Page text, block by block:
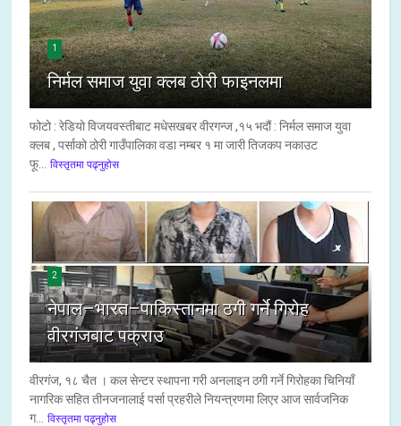
1
निर्मल समाज युवा क्लब ठोरी फाइनलमा
फोटो : रेडियो विजयवस्तीबाट मधेसखबर वीरगन्ज ,१५ भदौं : निर्मल समाज युवा
क्लब , पर्साको ठोरी गाउँपालिका वडा नम्बर १ मा जारी तिजकप नकाउट
फू...
विस्तृतमा पढ्नुहोस
2
नेपाल–भारत–पाकिस्तानमा ठगी गर्ने गिरोह
वीरगंजबाट पक्राउ
वीरगंज, १८ चैत । कल सेन्टर स्थापना गरी अनलाइन ठगी गर्ने गिरोहका चिनियाँ
नागरिक सहित तीनजनालाई पर्सा प्रहरीले नियन्त्रणमा लिएर आज सार्वजनिक
ग...
विस्तृतमा पढ्नुहोस